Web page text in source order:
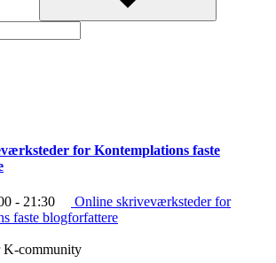
for Kontemplations faste
- 21:30
Online skriveværksteder for
faste blogforfattere
community